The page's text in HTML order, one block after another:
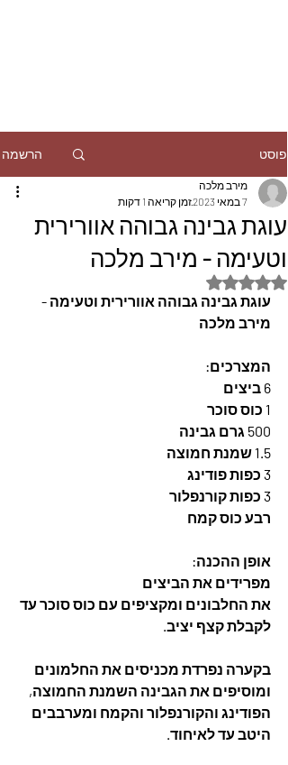
פוסט הרשמה
עוגת גבינה גבוהה אוורירית
וטעימה - מירב מלכה
מירב מלכה
7 במאי 2023
זמן קריאה 1 דקות
דירוג של NaN מתוך 5 כוכבים
עוגת גבינה גבוהה אוורירית וטעימה -
מירב מלכה
המצרכים:
6 ביצים
1 כוס סוכר
500 גרם גבינה
1.5 שמנת חמוצה
3 כפות פודינג
3 כפות קורנפלור
רבע כוס קמח
אופן ההכנה:
מפרידים את הביצים
את החלבונים ומקציפים עם כוס סוכר עד
לקבלת קצף יציב.
בקערה נפרדת מכניסים את החלמונים
ומוסיפים את הגבינה השמנת החמוצה,
הפודינג והקורנפלור והקמח ומערבבים
היטב עד לאיחוד.